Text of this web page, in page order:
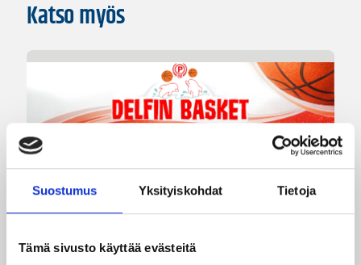
Suostumus Yksityiskohdat Tietoja
Tämä sivusto käyttää evästeitä
Katso myös
Delfin Basket Tournament
31.7.-2.8. Tampereella